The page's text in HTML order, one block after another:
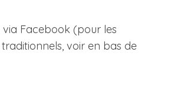
Facebook (pour les
voir en bas de